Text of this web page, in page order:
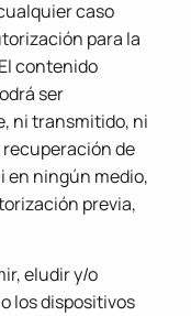
caso
para la
contenido
ser
ni transmitido, ni
de
en ningún medio,
previa,
eludir y/o
los dispositivos